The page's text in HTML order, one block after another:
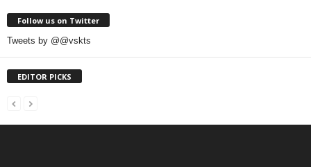
Follow us on Twitter
Tweets by @@vskts
EDITOR PICKS